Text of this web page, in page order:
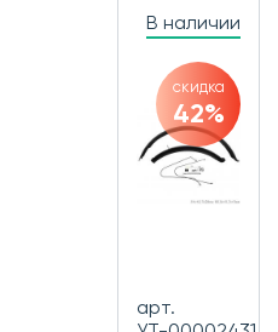
В наличии
скидка
42%
арт.